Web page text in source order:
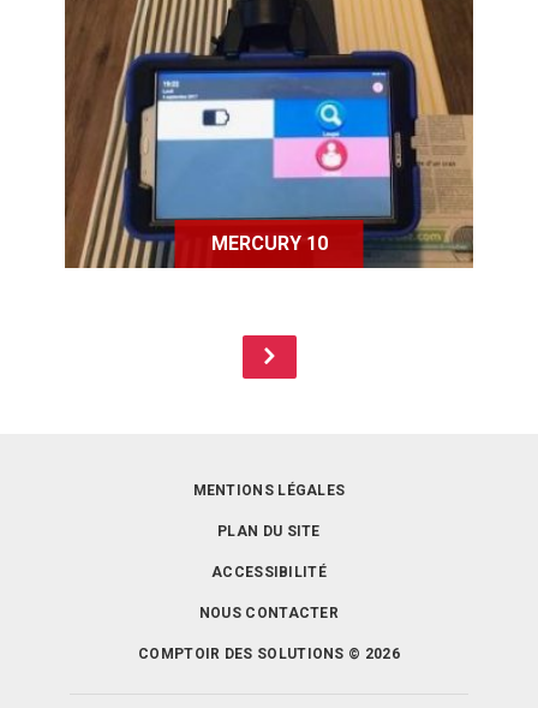
MERCURY 10
Mercury 10 est un système
d’agrandissement sur tablette
tactile Samsung pour venir en aide
aux personnes en situation de
handicap visuel.
Page suivante
MENTIONS LÉGALES
PLAN DU SITE
ACCESSIBILITÉ
NOUS CONTACTER
COMPTOIR DES SOLUTIONS © 2026